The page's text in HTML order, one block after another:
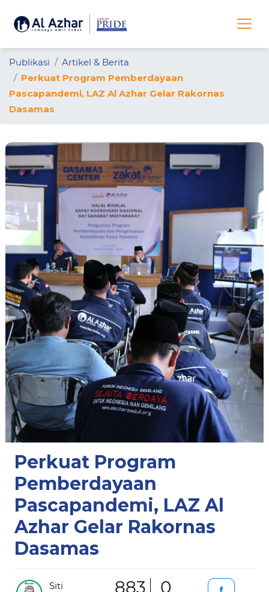
Publikasi
Artikel & Berita
Perkuat Program Pemberdayaan
Pascapandemi, LAZ Al Azhar Gelar Rakornas
Dasamas
Perkuat Program
Pemberdayaan
Pascapandemi, LAZ Al
Azhar Gelar Rakornas
Dasamas
Siti
883 0